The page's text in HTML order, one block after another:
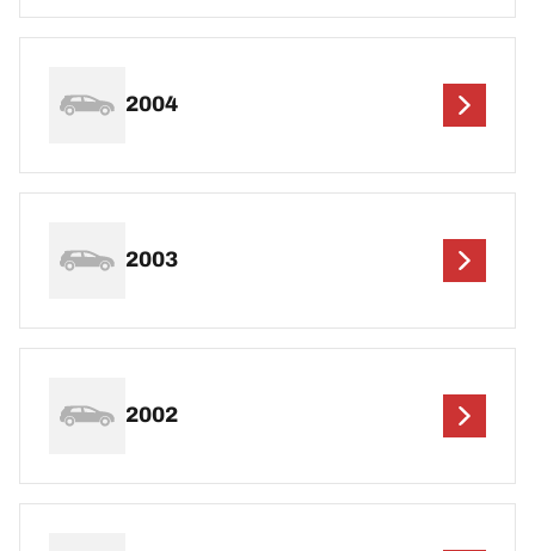
2004
2003
2002